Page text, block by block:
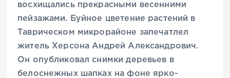
восхищались прекрасными весенними
пейзажами. Буйное цветение растений в
Таврическом микрорайоне запечатлел
житель Херсона Андрей Александрович.
Он опубликовал снимки деревьев в
белоснежных шапках на фоне ярко-